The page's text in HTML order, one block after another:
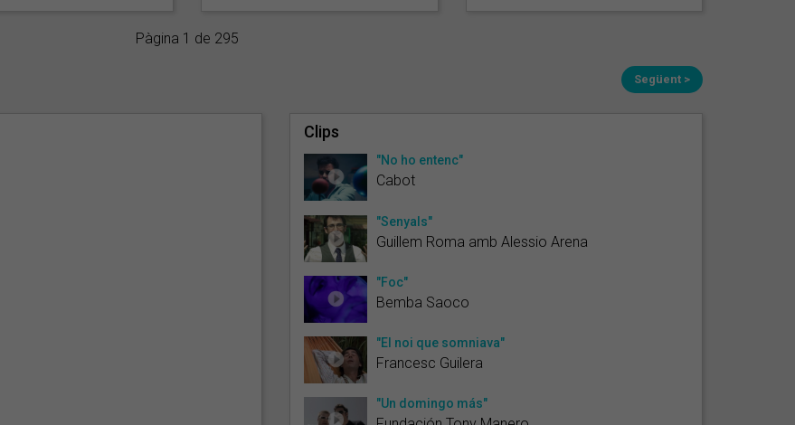
Pàgina 1 de 295
Següent >
Clips
"No ho entenc"
Cabot
"Senyals"
Guillem Roma amb Alessio Arena
"Foc"
Bemba Saoco
"El noi que somniava"
Francesc Guilera
"Un domingo más"